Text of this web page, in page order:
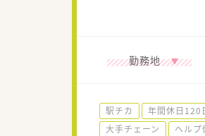
勤務地
駅チカ 年間休日120
大手チェーン
ヘルプ